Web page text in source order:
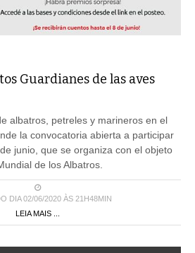
Guardianes de las aves
albatros, petreles y marineros en el
la convocatoria abierta a participar
junio, que se organiza con el objeto
de los Albatros.
DIA 02/06/2020 ÀS 21H48MIN
LEIA MAIS ...